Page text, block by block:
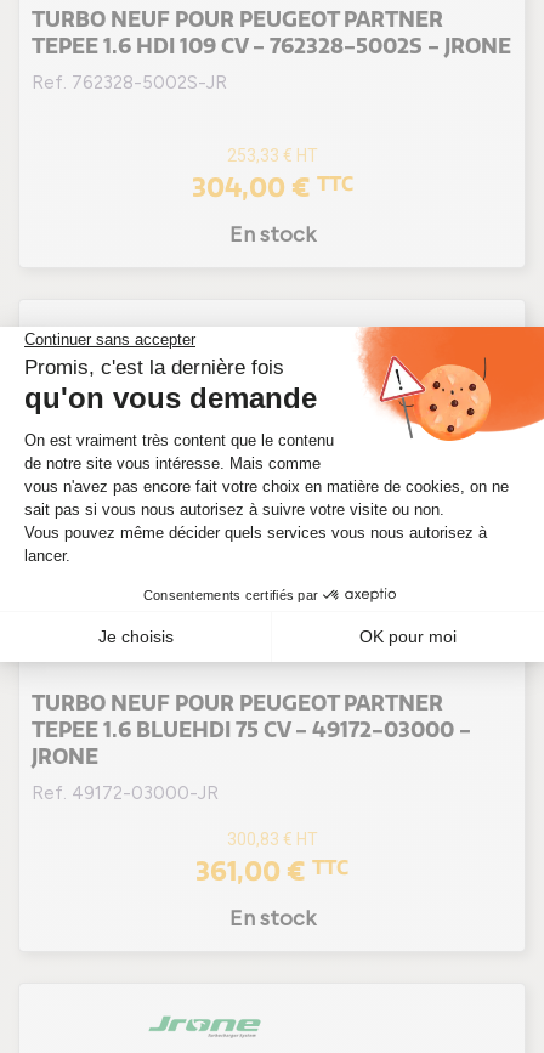
TURBO NEUF POUR PEUGEOT PARTNER
TEPEE 1.6 HDI 109 CV - 762328-5002S - JRONE
Ref. 762328-5002S-JR
253,33 € HT
304,00 € TTC
En stock
TURBO NEUF POUR PEUGEOT PARTNER
TEPEE 1.6 BLUEHDI 75 CV - 49172-03000 -
JRONE
Ref. 49172-03000-JR
300,83 € HT
361,00 € TTC
En stock